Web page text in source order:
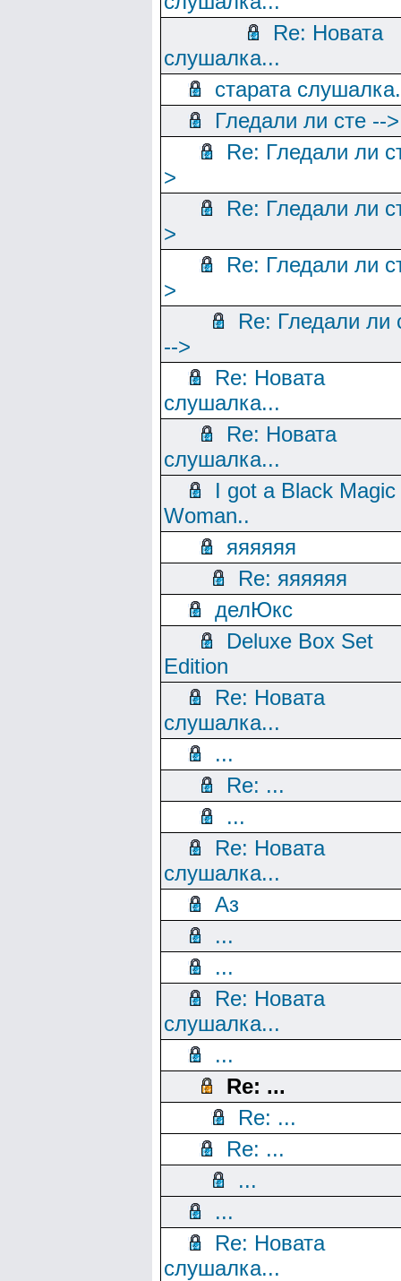
Re: Новата
слушалка...
старата
Гледали ли сте -->
Re: Гледали ли
>
Re: Гледали ли
>
Re: Гледали ли
>
Re: Гледали ли
-->
Re: Новата
слушалка...
Re: Новата
слушалка...
I got a Black Magic
Woman..
яяяяяя
Re: яяяяяя
делЮкс
Deluxe Box Set
Edition
Re: Новата
слушалка...
...
Re: ...
...
Re: Новата
слушалка...
Аз
...
...
Re: Новата
слушалка...
...
Re: ...
Re: ...
Re: ...
...
...
Re: Новата
слушалка...